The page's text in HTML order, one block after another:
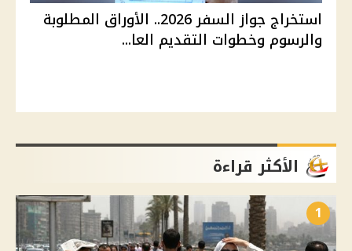
استخراج جواز السفر 2026.. الأوراق المطلوبة
والرسوم وخطوات التقديم العا...
الأكثر قراءة
1